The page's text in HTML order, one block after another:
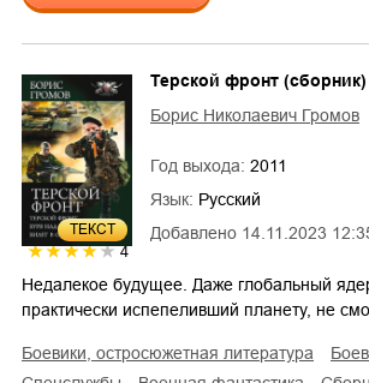
ТЕКСТ
4
Добавлено 14.11.2023
Терской фронт (сборник)
Борис Николаевич Громов
Год выхода: 2011
Язык: Русский
Недалекое будущее. Даже глобальный
практически испепеливший планету, не
боевики, остросюжетная литература